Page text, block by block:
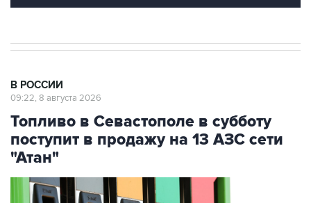
В РОССИИ
09:22, 8 августа 2026
Топливо в Севастополе в субботу
поступит в продажу на 13 АЗС сети
"Атан"